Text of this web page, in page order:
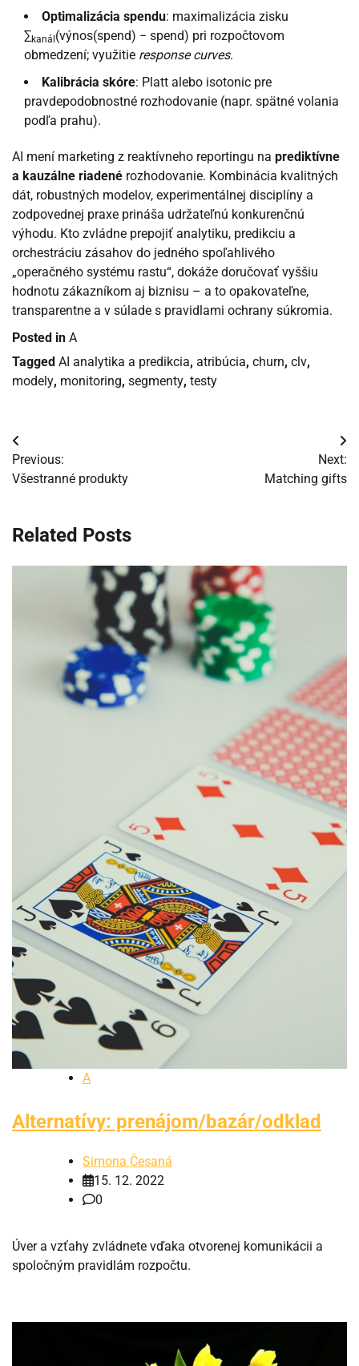
Optimalizácia spendu: maximalizácia zisku
∑kanál (výnos(spend) − spend) pri rozpočtovom
obmedzení; využitie response curves.
Kalibrácia skóre: Platt alebo isotonic pre
pravdepodobnostné rozhodovanie (napr. spätné volania
podľa prahu).
AI mení marketing z reaktívneho reportingu na prediktívne
a kauzálne riadené rozhodovanie. Kombinácia kvalitných
dát, robustných modelov, experimentálnej disciplíny a
zodpovednej praxe prináša udržateľnú konkurenčnú
výhodu. Kto zvládne prepojiť analytiku, predikciu a
orchestráciu zásahov do jedného spoľahlivého
„operačného systému rastu“, dokáže doručovať vyššiu
hodnotu zákazníkom aj biznisu – a to opakovateľne,
transparentne a v súlade s pravidlami ochrany súkromia.
Posted in A
Tagged AI analytika a predikcia, atribúcia, churn, clv,
modely, monitoring, segmenty, testy
Navigácia
v
Previous:
Všestranné produkty
Next:
Matching gifts
Related Posts
A
Alternatívy: prenájom/bazár/odklad
Simona Česaná
15. 12. 2022
0
Úver a vzťahy zvládnete vďaka otvorenej komunikácii a
spoločným pravidlám rozpočtu.